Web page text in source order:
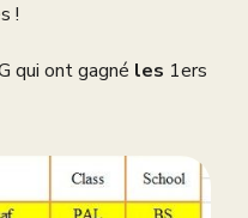
!
qui ont gagné les 1ers